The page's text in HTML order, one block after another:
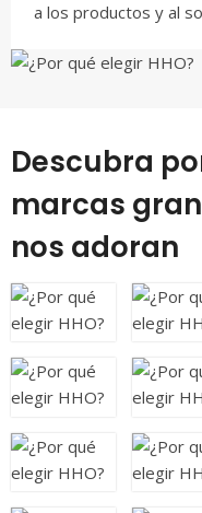
a los productos y al
Descubra
marcas
nos adoran